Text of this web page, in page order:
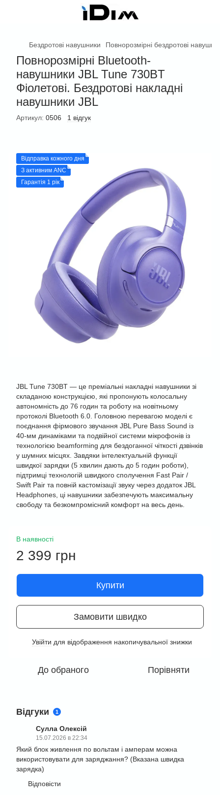
Бездротові навушники Повнорозмірні бездротові
Повнорозмірні Bluetooth-
навушники JBL Tune 730BT
Фіолетові. Бездротові накладні
навушники JBL
Артикул: 0506 1 відгук
Відправка кожного дня
З активним ANC
Гарантія 1 рік
JBL Tune 730BT — це преміальні накладні навушники зі
складаною конструкцією, які пропонують колосальну
автономність до 76 годин та роботу на новітньому
протоколі Bluetooth 6.0. Головною перевагою моделі є
поєднання фірмового звучання JBL Pure Bass Sound із
40-мм динаміками та подвійної системи мікрофонів із
технологією beamforming для бездоганної чіткості дзвінків
у шумних місцях. Завдяки інтелектуальній функції
швидкої зарядки (5 хвилин дають до 5 годин роботи),
підтримці технологій швидкого сполучення Fast Pair /
Swift Pair та повній кастомізації звуку через додаток JBL
Headphones, ці навушники забезпечують максимальну
свободу та безкомпромісний комфорт на весь день.
В наявності
2 399 грн
Купити
Замовити швидко
Увійти для відображення накопичувальної знижки
До обраного Порівняти
Відгуки 1
Сулла Олексій
15.07.2026 в 22:34
Який блок живлення по вольтам і амперам можна
використовувати для заряджання? (Вказана швидка
зарядка)
Відповісти